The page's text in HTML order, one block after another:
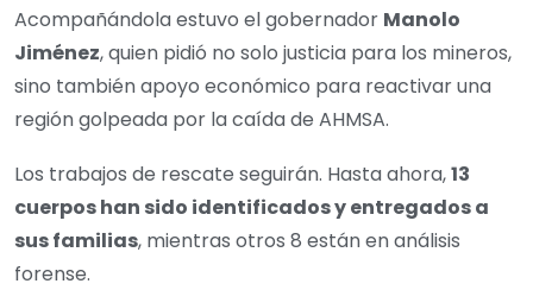
Acompañándola estuvo el gobernador Manolo
Jiménez, quien pidió no solo justicia para los mineros,
sino también apoyo económico para reactivar una
región golpeada por la caída de AHMSA.
Los trabajos de rescate seguirán. Hasta ahora,13
cuerpos han sido identificados y entregados a
sus familias, mientras otros 8 están en análisis
forense.